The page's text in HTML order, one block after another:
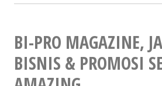
BI-PRO MAGAZINE,
BISNIS & PROMOSI